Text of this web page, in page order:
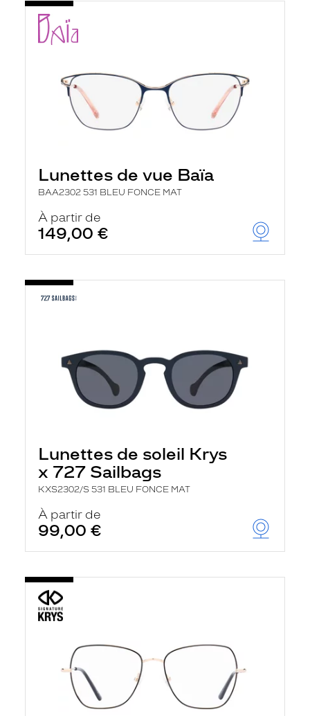
Lunettes de vue Baïa
BAA2302 531 BLEU FONCE MAT
À partir de
149,00 €
Lunettes de soleil Krys
x 727 Sailbags
KXS2302/S 531 BLEU FONCE MAT
À partir de
99,00 €